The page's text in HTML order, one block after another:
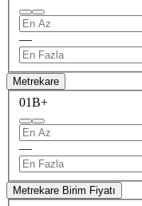
—
Metrekare
01B+
—
Metrekare Birim Fiyatı